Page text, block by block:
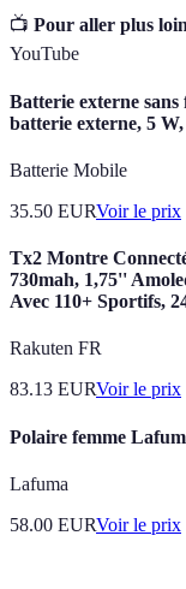
📺 Pour aller plus
YouTube
Batterie externe
batterie externe, 5
Batterie Mobile
35.50 EURVoir le prix
Tx2 Montre
730mah, 1,75''
Avec 110+ Sportifs,
Rakuten FR
83.13 EURVoir le prix
Polaire femme
Lafuma
58.00 EURVoir le prix